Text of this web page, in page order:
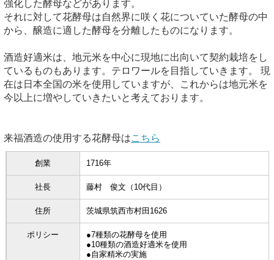
強化した酵母などがあります。
それに対して花酵母は自然界に咲く花についていた酵母の中
から、醸造に適した酵母を分離したものになります。
酒造好適米は、地元米を中心に現地に出向いて契約栽培をし
ているものもあります。テロワールを目指していきます。 現
在は日本全国の米を使用していますが、これからは地元米を
今以上に増やしていきたいと考えております。
来福酒造の使用する花酵母はこちら
創業 1716年
社長 藤村 俊文（10代目）
住所 茨城県筑西市村田1626
ポリシー
●7種類の花酵母を使用
●10種類の酒造好適米を使用
●自家精米の実施